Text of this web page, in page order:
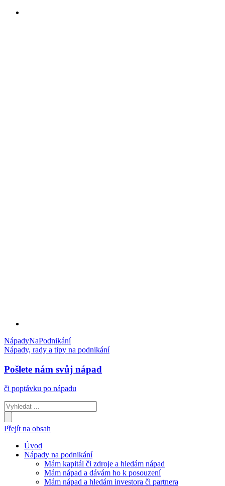
NápadyNaPodnikání
Nápady, rady a tipy na podnikání
Pošlete nám svůj nápad
či poptávku po nápadu
Přejít na obsah
Úvod
Nápady na podnikání
Mám kapitál či zdroje a hledám nápad
Mám nápad a dávám ho k posouzení
Mám nápad a hledám investora či partnera